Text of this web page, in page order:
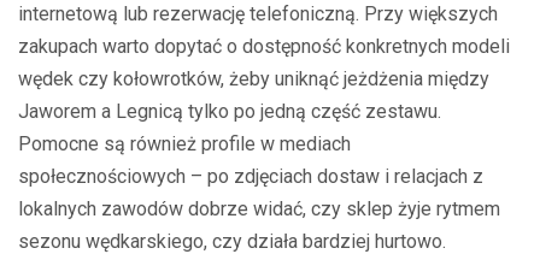
internetową lub rezerwację telefoniczną. Przy większych
zakupach warto dopytać o dostępność konkretnych modeli
wędek czy kołowrotków, żeby uniknąć jeżdżenia między
Jaworem a Legnicą tylko po jedną część zestawu.
Pomocne są również profile w mediach
społecznościowych – po zdjęciach dostaw i relacjach z
lokalnych zawodów dobrze widać, czy sklep żyje rytmem
sezonu wędkarskiego, czy działa bardziej hurtowo.